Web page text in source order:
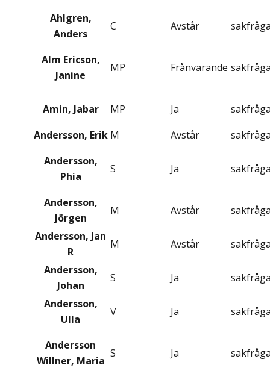
Ahlgren,
Anders
C Avstår
Alm Ericson,
Janine
MP Frånvarande
Amin, Jabar MP Ja
Andersson, Erik M Avstår
Andersson,
Phia
S Ja
Andersson,
Jörgen
M Avstår
Andersson, Jan
R
M Avstår
Andersson,
Johan
S Ja
Andersson,
Ulla
V Ja
Andersson
Willner, Maria
S Ja